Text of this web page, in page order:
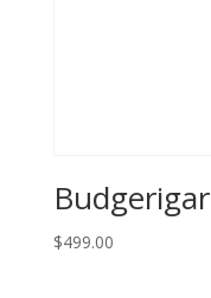
Budgerigar
$499.00